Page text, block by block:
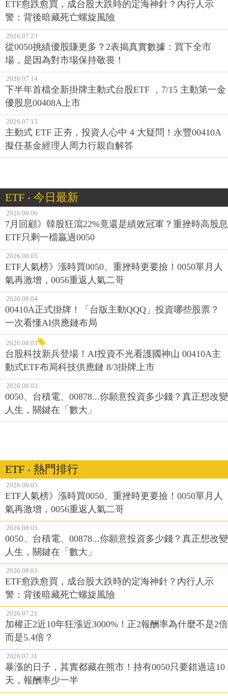
ETF愈跌愈買，成台股大跌時的定海神針？內行人示
警：背後暗藏死亡螺旋風險
2026.07.23
從0050挑績優股賺更多？2表揭真實數據：買下全市
場，是因為對市場保持敬畏！
2026.07.14
下半年首檔全新掛牌主動式台股ETF ，7/15 主動第一金
優股息00408A上市
2026.07.13
主動式 ETF 正夯，投資人心中 4 大疑問！永豐00410A
擬任基金經理人周力行親自解答
ETF ‧ 今日最新
2026.08.06
7月回顧》韓股狂瀉22%竟還是績效冠軍？重挫時高股息
ETF只剩一檔贏過0050
2026.08.05
ETF人氣榜》漲時買0050、重挫時更要撿！0050單月人
氣再激增，0056重返人氣二哥
2026.08.04
00410A正式掛牌！「台版主動QQQ」投資哪些股票？
一次看懂AI供應鏈布局
2026.08.03
台股科技新兵登場！AI投資不光看護國神山 00410A主
動式ETF布局科技供應鏈 8/3掛牌上市
2026.08.03
0050、台積電、00878...你願意投資多少錢？真正想改變
人生，關鍵在「數大」
ETF ‧ 熱門排行
2026.08.05
ETF人氣榜》漲時買0050、重挫時更要撿！0050單月人
氣再激增，0056重返人氣二哥
2026.08.03
0050、台積電、00878...你願意投資多少錢？真正想改變
人生，關鍵在「數大」
2026.08.03
ETF愈跌愈買，成台股大跌時的定海神針？內行人示
警：背後暗藏死亡螺旋風險
2026.07.21
加權正2近10年狂漲近3000%！正2報酬率為什麼不是2倍
而是5.4倍？
2026.07.31
暴漲的日子，其實都藏在熊市！持有0050只要錯過這10
天，報酬率少一半